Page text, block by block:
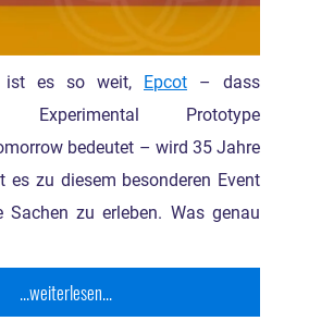
ist es so weit, Epcot – dass
Experimental Prototype
bedeutet – wird 35 Jahre
es zu diesem besonderen Event
Sachen zu erleben. Was genau
...weiterlesen...